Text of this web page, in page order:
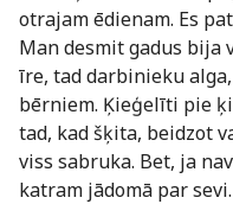
otrajam ēdienam. Es
Man desmit gadus bija
īre, tad darbinieku
bērniem. Ķieģelīti pie
tad, kad šķita, beidzot
viss sabruka. Bet, ja
katram jādomā par sevi.